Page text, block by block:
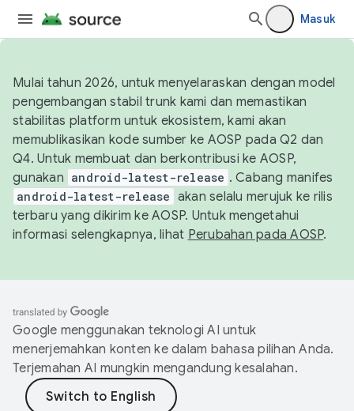
Masuk
Mulai tahun 2026, untuk menyelaraskan dengan model
pengembangan stabil trunk kami dan memastikan
stabilitas platform untuk ekosistem, kami akan
memublikasikan kode sumber ke AOSP pada Q2 dan
Q4. Untuk membuat dan berkontribusi ke AOSP,
gunakan android-latest-release . Cabang manifes
android-latest-release akan selalu merujuk ke rilis
terbaru yang dikirim ke AOSP. Untuk mengetahui
informasi selengkapnya, lihat Perubahan pada AOSP.
Google menggunakan teknologi AI untuk
menerjemahkan konten ke dalam bahasa pilihan Anda.
Terjemahan AI mungkin mengandung kesalahan.